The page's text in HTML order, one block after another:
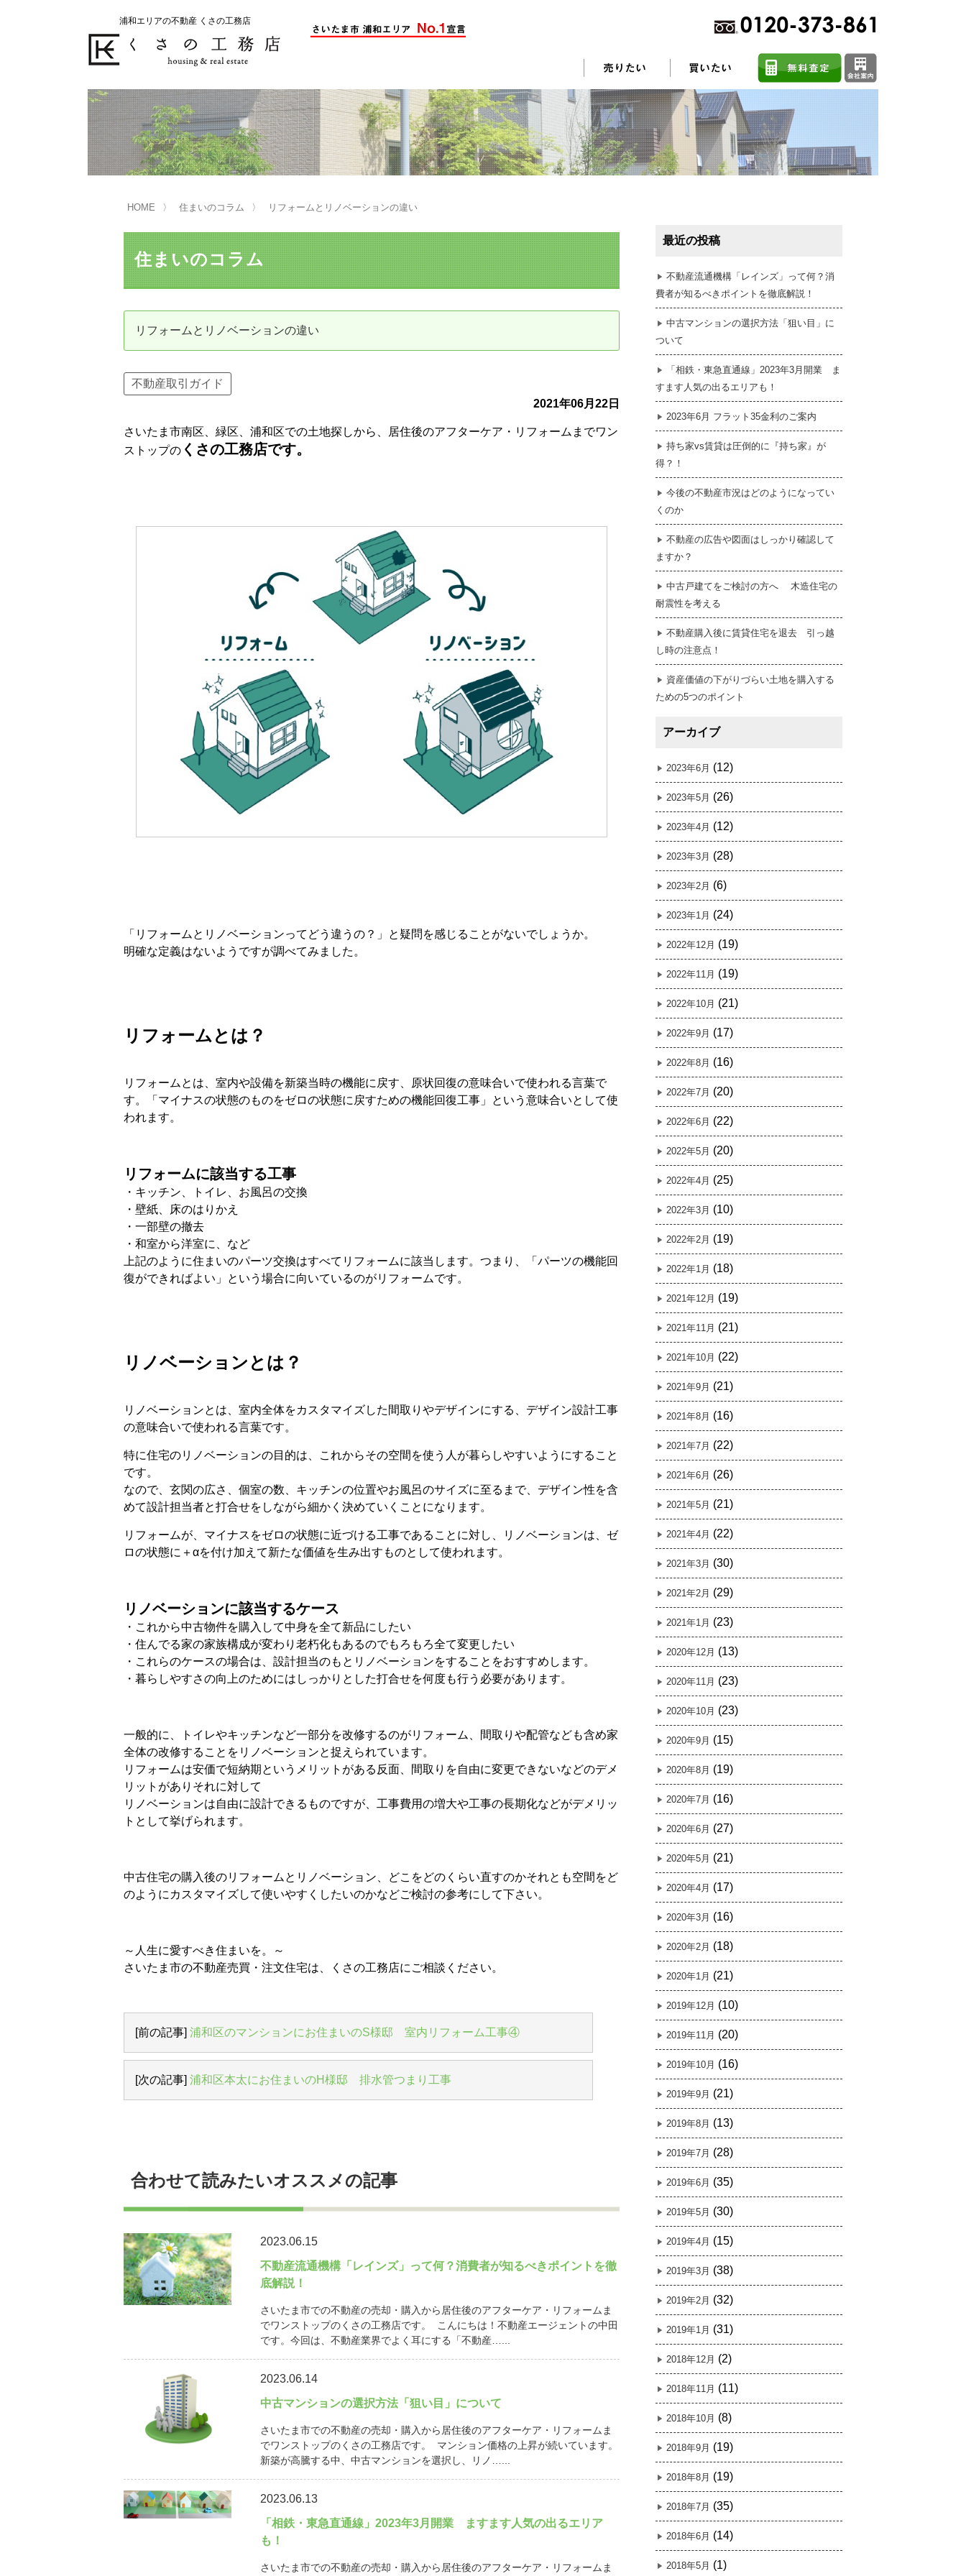
浦和エリアの不動産 くさの工務店
不動産の売却をお考えのお客様
くさの工務店が選ばれる理由 売却活動 売却されたお客様の声 不動産売却に関するよくある質問
買い替えサポート はじめての売却 不動産売却成功のコツ 任意売却
不動産の相続 売却前の修繕・リフォーム
売却の流れ（手順）
不動産売却の詳しい流れ 売買契約のご締結
不動産の引き渡し 不動産の残代金の受領について 不動産売却後の税金
不動産の購入をお考えのお客様
くさの工務店が選ばれる理由 購入されたお客様の声 不動産購入に関するよくある質問
住宅ローン控除・消費税について
リニュアル仲介とは
資産価値の減りにくい住宅購入 中古だから安心して購入できる仕組み リニュアル仲介で実現する豊かな暮らし はじめての物件探し
HOME 住まいのコラム リフォームとリノベーションの違い
住まいのコラム
リフォームとリノベーションの違い
不動産取引ガイド
2021年06月22日
さいたま市南区、緑区、浦和区での土地探しから、居住後のアフターケア・リフォームまでワン
ストップの くさの工務店です。
「リフォームとリノベーションってどう違うの？」と疑問を感じることがないでしょうか。
明確な定義はないようですが調べてみました。
リフォームとは？
リフォームとは、室内や設備を新築当時の機能に戻す、原状回復の意味合いで使われる言葉で
す。「マイナスの状態のものをゼロの状態に戻すための機能回復工事」という意味合いとして使
われます。
リフォームに該当する工事
・キッチン、トイレ、お風呂の交換
・壁紙、床のはりかえ
・一部壁の撤去
・和室から洋室に、など
上記のように住まいのパーツ交換はすべてリフォームに該当します。つまり、「パーツの機能回
復ができればよい」という場合に向いているのがリフォームです。
リノベーションとは？
リノベーションとは、室内全体をカスタマイズした間取りやデザインにする、デザイン設計工事
の意味合いで使われる言葉です。
特に住宅のリノベーションの目的は、これからその空間を使う人が暮らしやすいようにすること
です。
なので、玄関の広さ、個室の数、キッチンの位置やお風呂のサイズに至るまで、デザイン性を含
めて設計担当者と打合せをしながら細かく決めていくことになります。
リフォームが、マイナスをゼロの状態に近づける工事であることに対し、リノベーションは、ゼ
ロの状態に＋αを付け加えて新たな価値を生み出すものとして使われます。
リノベーションに該当するケース
・これから中古物件を購入して中身を全て新品にしたい
・住んでる家の家族構成が変わり老朽化もあるのでもろもろ全て変更したい
・これらのケースの場合は、設計担当のもとリノベーションをすることをおすすめします。
・暮らしやすさの向上のためにはしっかりとした打合せを何度も行う必要があります。
一般的に、トイレやキッチンなど一部分を改修するのがリフォーム、間取りや配管なども含め家
全体の改修することをリノベーションと捉えられています。
リフォームは安価で短納期というメリットがある反面、間取りを自由に変更できないなどのデメ
リットがありそれに対して
リノベーションは自由に設計できるものですが、工事費用の増大や工事の長期化などがデメリッ
トとして挙げられます。
中古住宅の購入後のリフォームとリノベーション、どこをどのくらい直すのかそれとも空間をど
のようにカスタマイズして使いやすくしたいのかなどご検討の参考にして下さい。
～人生に愛すべき住まいを。～
さいたま市の不動産売買・注文住宅は、くさの工務店にご相談ください。
[前の記事] 浦和区のマンションにお住まいのS様邸 室内リフォーム工事④
[次の記事] 浦和区本太にお住まいのH様邸 排水管つまり工事
合わせて読みたいオススメの記事
2023.06.15
不動産流通機構「レインズ」って何？消費者が知るべきポイントを徹
底解説！
さいたま市での不動産の売却・購入から居住後のアフターケア・リフォームま
でワンストップのくさの工務店です。 こんにちは！不動産エージェントの中田
です。今回は、不動産業界でよく耳にする「不動産…...
2023.06.14
中古マンションの選択方法「狙い目」について
さいたま市での不動産の売却・購入から居住後のアフターケア・リフォームま
でワンストップのくさの工務店です。 マンション価格の上昇が続いています。
新築が高騰する中、中古マンションを選択し、リノ…...
2023.06.13
「相鉄・東急直通線」2023年3月開業 ますます人気の出るエリア
も！
さいたま市での不動産の売却・購入から居住後のアフターケア・リフォームま
最近の投稿
不動産流通機構「レインズ」って何？消
費者が知るべきポイントを徹底解説！
中古マンションの選択方法「狙い目」に
ついて
「相鉄・東急直通線」2023年3月開業 ま
すます人気の出るエリアも！
2023年6月 フラット35金利のご案内
持ち家vs賃貸は圧倒的に『持ち家』が
得？！
今後の不動産市況はどのようになってい
くのか
不動産の広告や図面はしっかり確認して
ますか？
中古戸建てをご検討の方へ 木造住宅の
耐震性を考える
不動産購入後に賃貸住宅を退去 引っ越
し時の注意点！
資産価値の下がりづらい土地を購入する
ための5つのポイント
アーカイブ
2023年6月 (12)
2023年5月 (26)
2023年4月 (12)
2023年3月 (28)
2023年2月 (6)
2023年1月 (24)
2022年12月 (19)
2022年11月 (19)
2022年10月 (21)
2022年9月 (17)
2022年8月 (16)
2022年7月 (20)
2022年6月 (22)
2022年5月 (20)
2022年4月 (25)
2022年3月 (10)
2022年2月 (19)
2022年1月 (18)
2021年12月 (19)
2021年11月 (21)
2021年10月 (22)
2021年9月 (21)
2021年8月 (16)
2021年7月 (22)
2021年6月 (26)
2021年5月 (21)
2021年4月 (22)
2021年3月 (30)
2021年2月 (29)
2021年1月 (23)
2020年12月 (13)
2020年11月 (23)
2020年10月 (23)
2020年9月 (15)
2020年8月 (19)
2020年7月 (16)
2020年6月 (27)
2020年5月 (21)
2020年4月 (17)
2020年3月 (16)
2020年2月 (18)
2020年1月 (21)
2019年12月 (10)
2019年11月 (20)
2019年10月 (16)
2019年9月 (21)
2019年8月 (13)
2019年7月 (28)
2019年6月 (35)
2019年5月 (30)
2019年4月 (15)
2019年3月 (38)
2019年2月 (32)
2019年1月 (31)
2018年12月 (2)
2018年11月 (11)
2018年10月 (8)
2018年9月 (19)
2018年8月 (19)
2018年7月 (35)
2018年6月 (14)
2018年5月 (1)